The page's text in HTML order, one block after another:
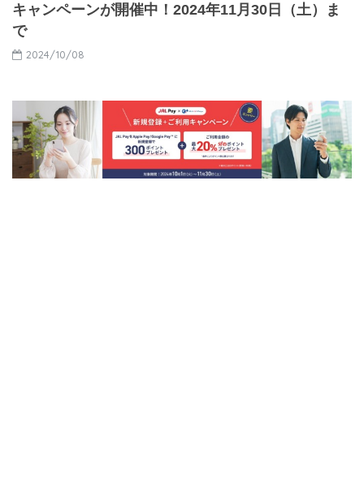
キャンペーンが開催中！2024年11月30日（土）ま
で
2024/10/08